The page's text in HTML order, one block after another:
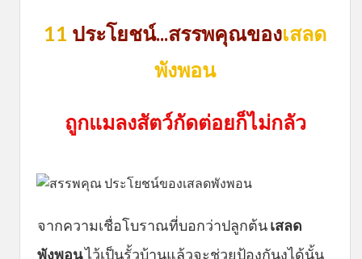
11 ประโยชน์...สรรพคุณของเสลด
พังพอน
ถูกแมลงสัตว์กัดต่อยก็ไม่กลัว
จากความเชื่อโบราณที่บอกว่าปลูกต้นเสลด
พังพอนไว้เป็นรั้วบ้านแล้วจะช่วยป้องกันงูได้นั้น